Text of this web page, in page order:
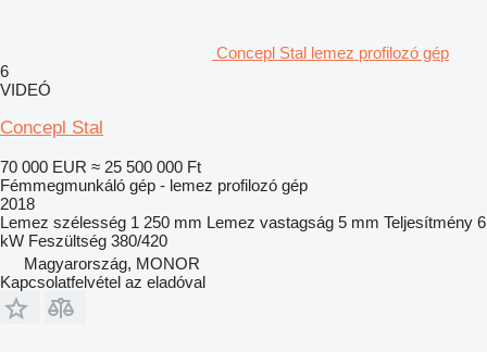
Concepl Stal lemez profilozó gép
6
VIDEÓ
Concepl Stal
70 000 EUR ≈ 25 500 000 Ft
Fémmegmunkáló gép - lemez profilozó gép
2018
Lemez szélesség 1 250 mm Lemez vastagság 5 mm Teljesítmény 6
kW Feszültség 380/420
Magyarország, MONOR
Kapcsolatfelvétel az eladóval